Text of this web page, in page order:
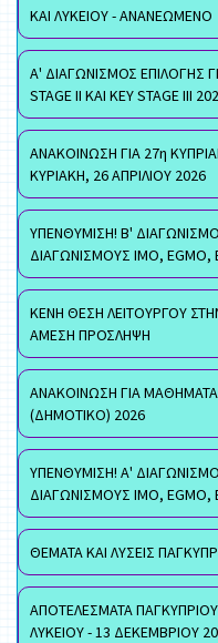
ΚΑΙ ΛΥΚΕΙΟΥ - ΑΝΑΝΕΩΜΕΝΟ
Α' ΔΙΑΓΩΝΙΣΜΟΣ ΕΠΙΛΟΓΗΣ
STAGE II ΚΑΙ KEY STAGE III
ΑΝΑΚΟΙΝΩΣΗ ΓΙΑ 27η
ΚΥΡΙΑΚΗ, 26 ΑΠΡΙΛΙΟΥ 2026
ΥΠΕΝΘΥΜΙΣΗ! Β'
ΔΙΑΓΩΝΙΣΜΟΥΣ ΙΜΟ,
ΚΕΝΗ ΘΕΣΗ ΛΕΙΤΟΥΡΓΟΥ
ΑΜΕΣΗ ΠΡΟΣΛΗΨΗ
ΑΝΑΚΟΙΝΩΣΗ ΓΙΑ ΜΑΘΗΜΑΤΑ
(ΔΗΜΟΤΙΚΟ) 2026
ΥΠΕΝΘΥΜΙΣΗ! Α'
ΔΙΑΓΩΝΙΣΜΟΥΣ ΙΜΟ,
ΘΕΜΑΤΑ ΚΑΙ ΛΥΣΕΙΣ
ΑΠΟΤΕΛΕΣΜΑΤΑ
ΛΥΚΕΙΟΥ - 13 ΔΕΚΕΜΒΡΙΟΥ